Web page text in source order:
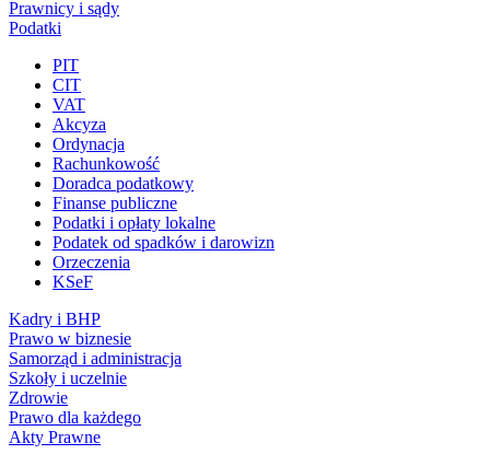
Prawnicy i sądy
Podatki
PIT
CIT
VAT
Akcyza
Ordynacja
Rachunkowość
Doradca podatkowy
Finanse publiczne
Podatki i opłaty lokalne
Podatek od spadków i darowizn
Orzeczenia
KSeF
Kadry i BHP
Prawo w biznesie
Samorząd i administracja
Szkoły i uczelnie
Zdrowie
Prawo dla każdego
Akty Prawne